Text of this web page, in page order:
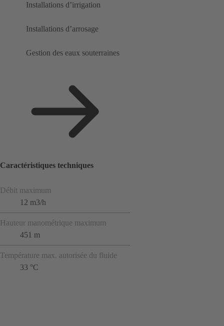
Installations d’irrigation
Installations d’arrosage
Gestion des eaux souterraines
Caractéristiques techniques
Débit maximum
12 m3/h
Hauteur manométrique maximum
451 m
Température max. autorisée du fluide
33 °C